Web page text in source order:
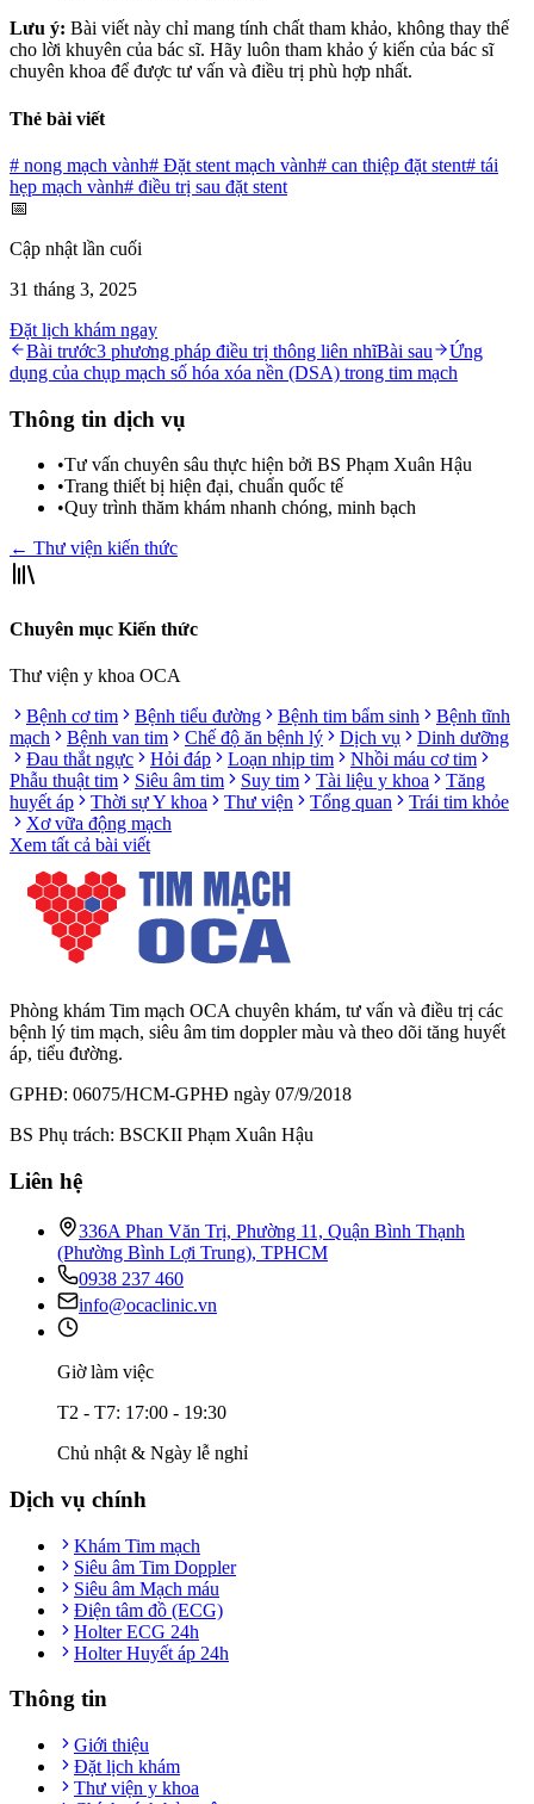
Lưu ý: Bài viết này chỉ mang tính chất tham khảo, không thay thế
cho lời khuyên của bác sĩ. Hãy luôn tham khảo ý kiến của bác sĩ
chuyên khoa để được tư vấn và điều trị phù hợp nhất.
Thẻ bài viết
# nong mạch vành# Đặt stent mạch vành# can thiệp đặt stent# tái
hẹp mạch vành# điều trị sau đặt stent
📅
Cập nhật lần cuối
31 tháng 3, 2025
Đặt lịch khám ngay
Bài trước3 phương pháp điều trị thông liên nhĩBài sau
Ứng
dụng của chụp mạch số hóa xóa nền (DSA) trong tim mạch
Thông tin dịch vụ
•Tư vấn chuyên sâu thực hiện bởi BS Phạm Xuân Hậu
•Trang thiết bị hiện đại, chuẩn quốc tế
•Quy trình thăm khám nhanh chóng, minh bạch
← Thư viện kiến thức
Chuyên mục Kiến thức
Thư viện y khoa OCA
Bệnh cơ tim
Bệnh tiểu đường Bệnh tim bẩm sinh
Bệnh tĩnh
mạch
Bệnh van tim Chế độ ăn bệnh lý Dịch vụ
Dinh dưỡng
Đau thắt ngực
Hỏi đáp Loạn nhịp tim
Nhồi máu cơ tim
Phẫu thuật tim
Siêu âm tim Suy tim Tài liệu y khoa
Tăng
huyết áp
Thời sự Y khoa Thư viện Tổng quan
Trái tim khỏe
Xơ vữa động mạch
Xem tất cả bài viết
Phòng khám Tim mạch OCA chuyên khám, tư vấn và điều trị các
bệnh lý tim mạch, siêu âm tim doppler màu và theo dõi tăng huyết
áp, tiểu đường.
GPHĐ: 06075/HCM-GPHĐ ngày 07/9/2018
BS Phụ trách: BSCKII Phạm Xuân Hậu
Liên hệ
336A Phan Văn Trị, Phường 11, Quận Bình Thạnh
(Phường Bình Lợi Trung), TPHCM
0938 237 460
info@ocaclinic.vn
Giờ làm việc
T2 - T7: 17:00 - 19:30
Chủ nhật & Ngày lễ nghỉ
Dịch vụ chính
Khám Tim mạch
Siêu âm Tim Doppler
Siêu âm Mạch máu
Điện tâm đồ (ECG)
Holter ECG 24h
Holter Huyết áp 24h
Thông tin
Giới thiệu
Đặt lịch khám
Thư viện y khoa